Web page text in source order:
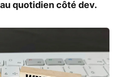
quotidien côté dev.